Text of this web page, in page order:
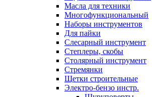
Масла для техники
Многофункциональный
Наборы инструментов
Для пайки
Слесарный инструмент
Степлеры, скобы
Столярный инструмент
Стремянки
Щетки строительные
Электро-бензо инстр.